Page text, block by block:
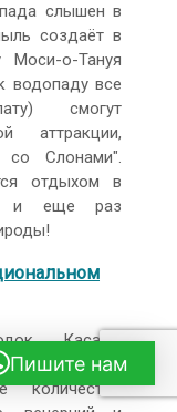
слышен в
создаёт в
Моси-о-Тануя
водопаду все
смогут
аттракции,
со Слонами".
отдыхом в
и еще раз
Касане,
парка
количество
Пишите нам